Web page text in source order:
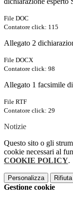
File DOC
Contatore click: 115
Allegato 2
File DOCX
Contatore click: 98
Allegato 1 facsimile
File RTF
Contatore click: 29
Notizie
Questo sito o gli
cookie necessari al
COOKIE POLICY.
Personalizza
Gestione cookie